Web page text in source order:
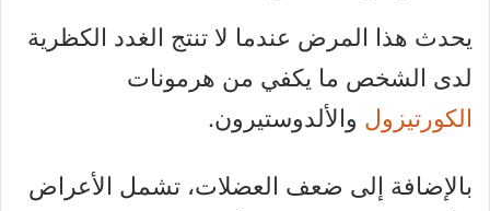
يحدث هذا المرض عندما لا تنتج الغدد الكظرية
لدى الشخص ما يكفي من هرمونات
الكورتيزول والألدوستيرون.
بالإضافة إلى ضعف العضلات، تشمل الأعراض